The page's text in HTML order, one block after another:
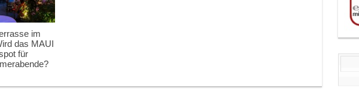
im
das MAUI
für